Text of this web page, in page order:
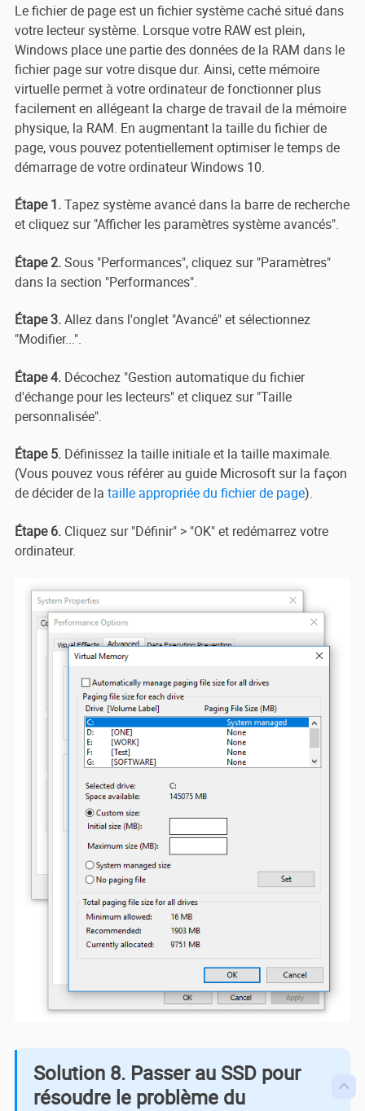

Le fichier de page est un fichier système caché situé dans
votre lecteur système. Lorsque votre RAW est plein,
Windows place une partie des données de la RAM dans le
fichier page sur votre disque dur. Ainsi, cette mémoire
virtuelle permet à votre ordinateur de fonctionner plus
facilement en allégeant la charge de travail de la mémoire
physique, la RAM. En augmentant la taille du fichier de
page, vous pouvez potentiellement optimiser le temps de
démarrage de votre ordinateur Windows 10.
Étape 1.Tapez système avancé dans la barre de recherche
et cliquez sur "Afficher les paramètres système avancés".
Étape 2.Sous "Performances", cliquez sur "Paramètres"
dans la section "Performances".
Étape 3.Allez dans l'onglet "Avancé" et sélectionnez
"Modifier...".
Étape 4. Décochez "Gestion automatique du fichier
d'échange pour les lecteurs" et cliquez sur "Taille
personnalisée".
Étape 5. Définissez la taille initiale et la taille maximale.
(Vous pouvez vous référer au guide Microsoft sur la façon
de décider de la taille appropriée du fichier de page).
Étape 6.Cliquez sur "Définir" > "OK" et redémarrez votre
ordinateur.
Solution 8. Passer au SSD pour
résoudre le problème du